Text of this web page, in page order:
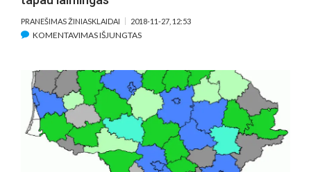
PRANEŠIMAS ŽINIASKLAIDAI 2018-11-27, 12:53
KOMENTAVIMAS IŠJUNGTASĮRAŠE
„DARIAU
KITIEMS
GERA,
O
PATS
TAPAU
LAIMINGAS“